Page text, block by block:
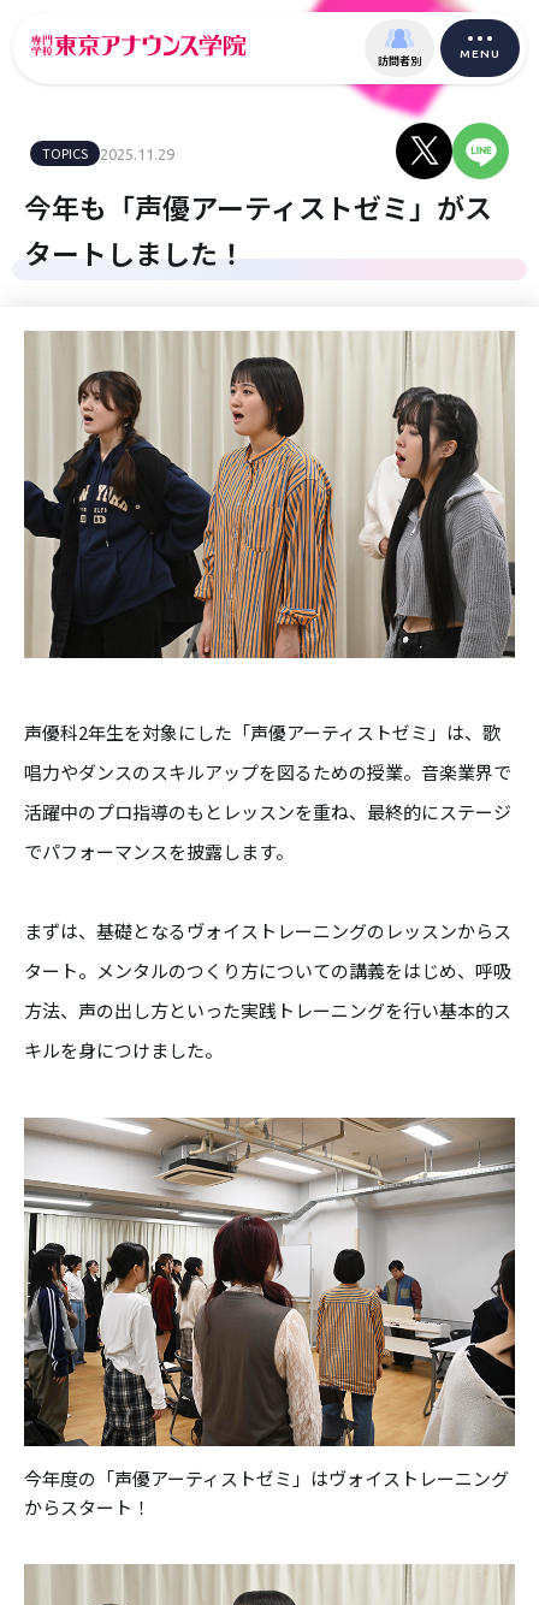
訪問者別 MENU
TOPICS 2025.11.29
今年も「声優アーティストゼミ」がス
タートしました！
声優科2年生を対象にした「声優アーティストゼミ」は、歌
唱力やダンスのスキルアップを図るための授業。音楽業界で
活躍中のプロ指導のもとレッスンを重ね、最終的にステージ
でパフォーマンスを披露します。
まずは、基礎となるヴォイストレーニングのレッスンからス
タート。メンタルのつくり方についての講義をはじめ、呼吸
方法、声の出し方といった実践トレーニングを行い基本的ス
キルを身につけました。
今年度の「声優アーティストゼミ」はヴォイストレーニング
からスタート！